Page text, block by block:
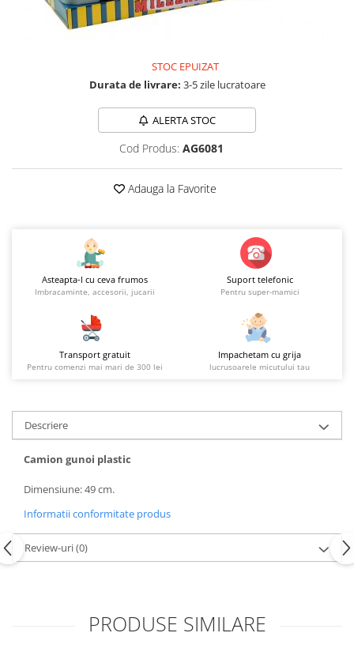
Jucarii si jocuri exterior
Kituri constructie si pictura
Masini, trenuri, avioane
Masinute Radiocomanda
Accesorii
Role, patine cu rotile
Trotinete
Organizatoare
STOC EPUIZAT
Durata de livrare: 3-5 zile lucratoare
ALERTA STOC
Cod Produs: AG6081
Adauga la Favorite
Asteapta-l cu ceva frumos
Imbracaminte, accesorii, jucarii
Suport telefonic
Pentru super-mamici
Transport gratuit
Pentru comenzi mai mari de 300 lei
Impachetam cu grija
lucrusoarele micutului tau
Descriere
Camion gunoi plastic
Dimensiune: 49 cm.
Informatii conformitate produs
Review-uri(0)
PRODUSE SIMILARE